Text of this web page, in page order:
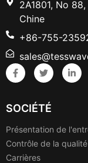
2A1801, No
Chine
+86-755-
SOCIÉTÉ
Présentation de
Contrôle de la qualité
Carrières